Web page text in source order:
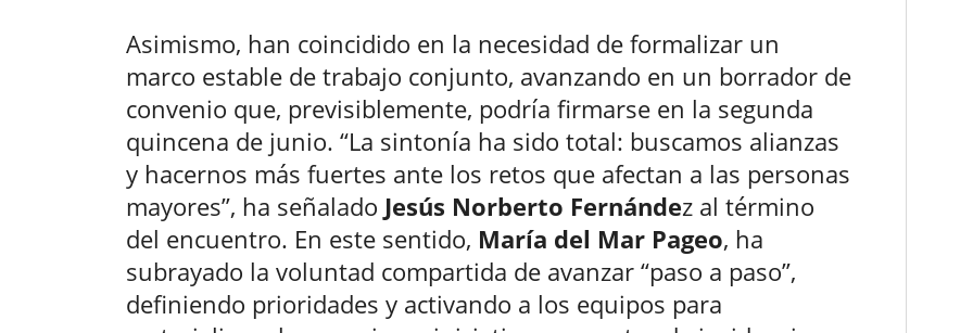
Asimismo, han coincidido en la necesidad de formalizar un
marco estable de trabajo conjunto, avanzando en un borrador de
convenio que, previsiblemente, podría firmarse en la segunda
quincena de junio. “La sintonía ha sido total: buscamos alianzas
y hacernos más fuertes ante los retos que afectan a las personas
mayores”, ha señalado Jesús Norberto Fernández al término
del encuentro. En este sentido, María del Mar Pageo, ha
subrayado la voluntad compartida de avanzar “paso a paso”,
definiendo prioridades y activando a los equipos para